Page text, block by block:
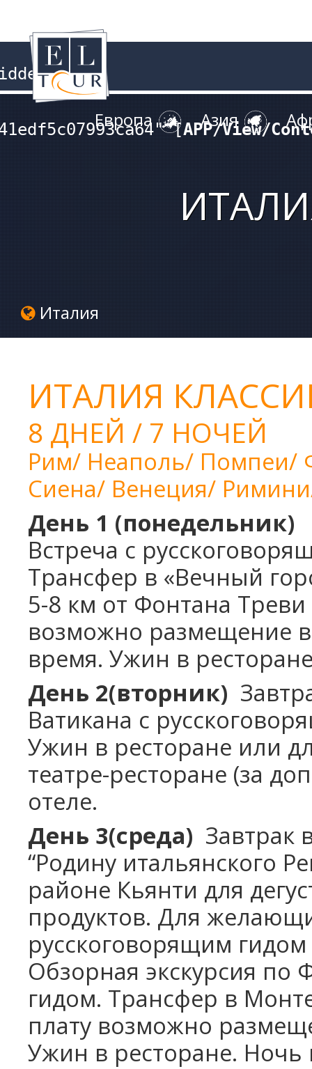
Европа Азия
[APP/View/
Италия
ИТАЛИЯ
8 ДНЕЙ / 7 НОЧЕЙ
Рим/ Неаполь/ Помпеи/
Сиена/ Венеция/
День 1 (понедельник)
Встреча с
Трансфер в «Вечный
5-8 км от Фонтана
возможно размещение
время. Ужин в
День 2(вторник)
Ватикана с
Ужин в ресторане или
театре-ресторане (за
отеле.
День 3(среда) Завтрак
“Родину итальянского
районе Кьянти для
продуктов. Для
русскоговорящим
Обзорная экскурсия по
гидом. Трансфер в
плату возможно
Ужин в ресторане. Ночь